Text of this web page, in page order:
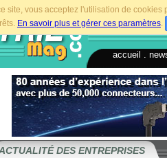
site, vous acceptez l'utilisation de
En savoir plus et gérer ces paramètres.
accueil
DES ENTREPRISES